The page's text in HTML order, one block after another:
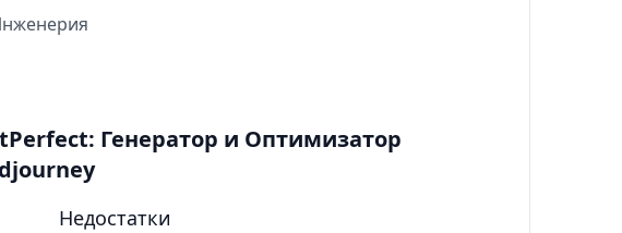
Генератор и Оптимизатор
Недостатки